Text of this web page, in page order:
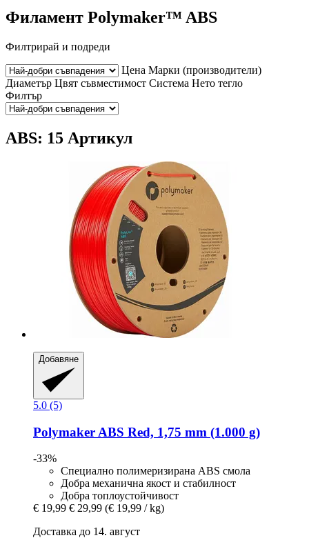
Филамент Polymaker™ ABS
Филтрирай и подреди
Цена Марки (производители)
Диаметър Цвят съвместимост Система Нето тегло
Филтър
ABS: 15 Артикул
Добавяне
5.0 (5)
Polymaker ABS Red, 1,75 mm (1.000 g)
-33%
Специално полимеризирана ABS смола
Добра механична якост и стабилност
Добра топлоустойчивост
€ 19,99 € 29,99 (€ 19,99 / kg)
Доставка до 14. август